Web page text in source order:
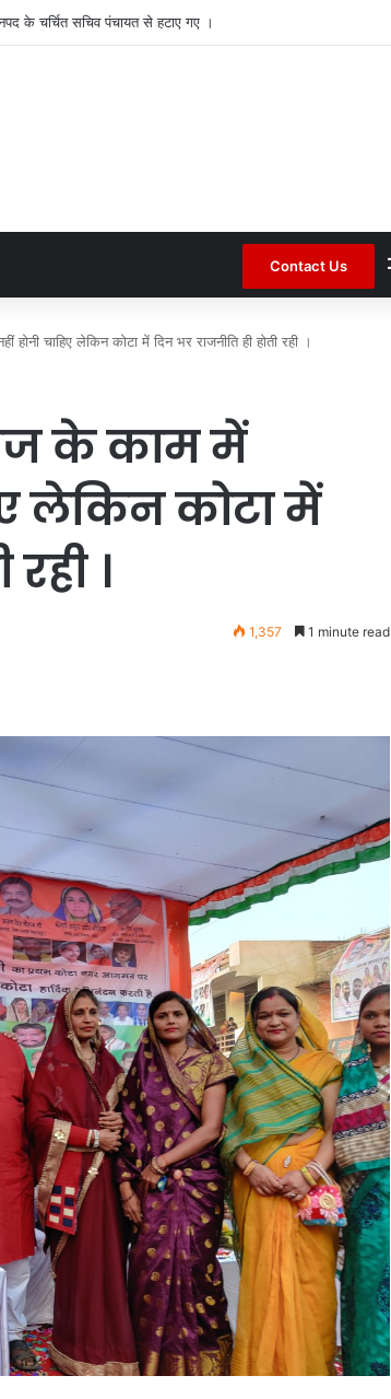
में दो घरों के तोड़े ताले लाखों की नगदी ले भागे ।
Contact Us
चाहिए लेकिन कोटा में दिन भर राजनीति ही होती रही ।
के काम में
लेकिन कोटा में
।
1,357 1 minute read